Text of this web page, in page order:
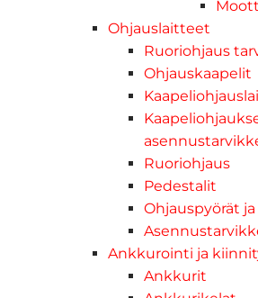
Ohjauslaitteet
Ruoriohjaus
Ohjauskaapelit
Ruoriohjaus
Pedestalit
Ohjauspyörät
Ankkurointi ja
Ankkurit